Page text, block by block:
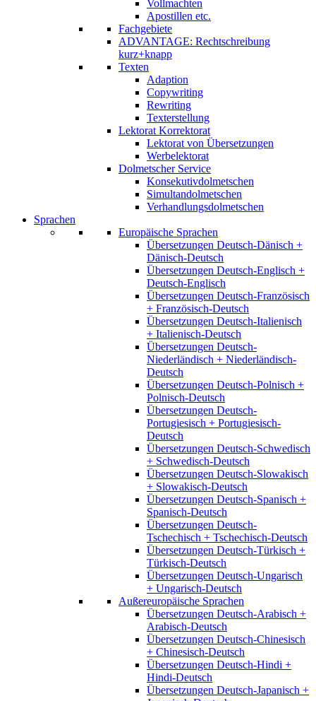
Vollmachten
Apostillen etc.
Fachgebiete
ADVANTAGE: Rechtschreibung
kurz+knapp
Texten
Adaption
Copywriting
Rewriting
Texterstellung
Lektorat Korrektorat
Lektorat von Übersetzungen
Werbelektorat
Dolmetscher Service
Konsekutivdolmetschen
Simultandolmetschen
Verhandlungsdolmetschen
Sprachen
Europäische Sprachen
Übersetzungen Deutsch-Dänisch +
Dänisch-Deutsch
Übersetzungen Deutsch-Englisch +
Deutsch-Englisch
Übersetzungen Deutsch-Französisch
+ Französisch-Deutsch
Übersetzungen Deutsch-Italienisch
+ Italienisch-Deutsch
Übersetzungen Deutsch-
Niederländisch + Niederländisch-
Deutsch
Übersetzungen Deutsch-Polnisch +
Polnisch-Deutsch
Übersetzungen Deutsch-
Portugiesisch + Portugiesisch-
Deutsch
Übersetzungen Deutsch-Schwedisch
+ Schwedisch-Deutsch
Übersetzungen Deutsch-Slowakisch
+ Slowakisch-Deutsch
Übersetzungen Deutsch-Spanisch +
Spanisch-Deutsch
Übersetzungen Deutsch-
Tschechisch + Tschechisch-Deutsch
Übersetzungen Deutsch-Türkisch +
Türkisch-Deutsch
Übersetzungen Deutsch-Ungarisch
+ Ungarisch-Deutsch
Außereuropäische Sprachen
Übersetzungen Deutsch-Arabisch +
Arabisch-Deutsch
Übersetzungen Deutsch-Chinesisch
+ Chinesisch-Deutsch
Übersetzungen Deutsch-Hindi +
Hindi-Deutsch
Übersetzungen Deutsch-Japanisch +